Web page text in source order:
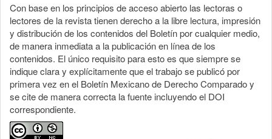
Con base en los principios de acceso abierto las lectoras o
lectores de la revista tienen derecho a la libre lectura, impresión
y distribución de los contenidos del Boletín por cualquier medio,
de manera inmediata a la publicación en línea de los
contenidos. El único requisito para esto es que siempre se
indique clara y explícitamente que el trabajo se publicó por
primera vez en el Boletín Mexicano de Derecho Comparado y
se cite de manera correcta la fuente incluyendo el DOI
correspondiente.